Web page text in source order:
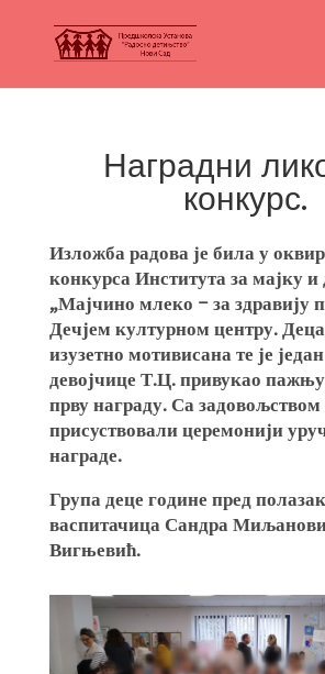
Наградни
конкурс.
Изложба радова је била у
конкурса Института за мајку и
„Мајчино млеко – за здравију
Дечјем културном центру.
изузетно мотивисана те је
девојчице Т.Ц. привукао пажњу
прву награду. Са
присуствовали церемонији
награде.
Група деце године пред
васпитачица Сандра
Вигњевић.